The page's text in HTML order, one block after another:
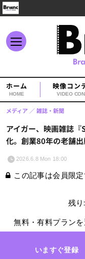
ホーム
HOME
映像コン
VIDEO
アイガー、映画雑誌『
化。創業80年の老舗
メディア 雑誌・新聞
2026.6.8 Mon 18:00
この記事は会員限
残
無料・有料プラン
いますぐ登録